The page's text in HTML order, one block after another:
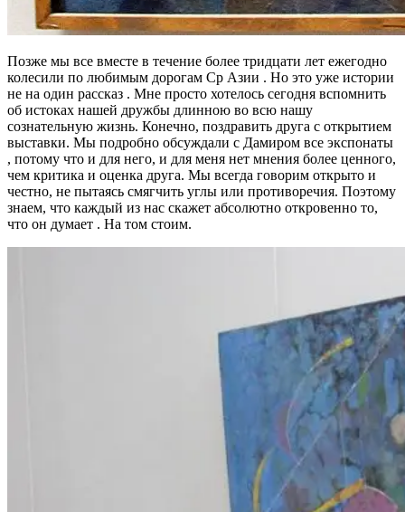
Позже мы все вместе в течение более тридцати лет ежегодно
колесили по любимым дорогам Ср Азии . Но это уже истории
не на один рассказ . Мне просто хотелось сегодня вспомнить
об истоках нашей дружбы длинною во всю нашу
сознательную жизнь. Конечно, поздравить друга с открытием
выставки. Мы подробно обсуждали с Дамиром все экспонаты
, потому что и для него, и для меня нет мнения более ценного,
чем критика и оценка друга. Мы всегда говорим открыто и
честно, не пытаясь смягчить углы или противоречия. Поэтому
знаем, что каждый из нас скажет абсолютно откровенно то,
что он думает . На том стоим.